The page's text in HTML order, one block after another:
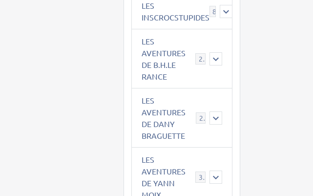
LES
INSCROCSTUPIDES
8
LES
AVENTURES
DE B.H.LE
RANCE
21
LES
AVENTURES
DE DANY
BRAGUETTE
29
LES
AVENTURES
DE YANN
39